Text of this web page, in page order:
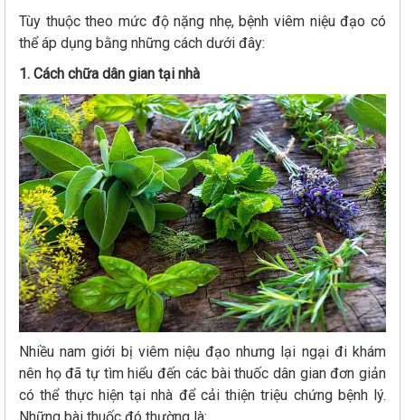
Tùy thuộc theo mức độ nặng nhẹ, bệnh viêm niệu đạo có
thể áp dụng bằng những cách dưới đây:
1. Cách chữa dân gian tại nhà
Nhiều nam giới bị viêm niệu đạo nhưng lại ngại đi khám
nên họ đã tự tìm hiểu đến các bài thuốc dân gian đơn giản
có thể thực hiện tại nhà để cải thiện triệu chứng bệnh lý.